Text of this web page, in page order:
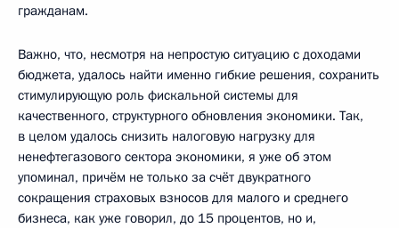
гражданам.
Важно, что, несмотря на непростую ситуацию с доходами
бюджета, удалось найти именно гибкие решения, сохранить
стимулирующую роль фискальной системы для
качественного, структурного обновления экономики. Так,
в целом удалось снизить налоговую нагрузку для
ненефтегазового сектора экономики, я уже об этом
упоминал, причём не только за счёт двукратного
сокращения страховых взносов для малого и среднего
бизнеса, как уже говорил, до 15 процентов, но и,